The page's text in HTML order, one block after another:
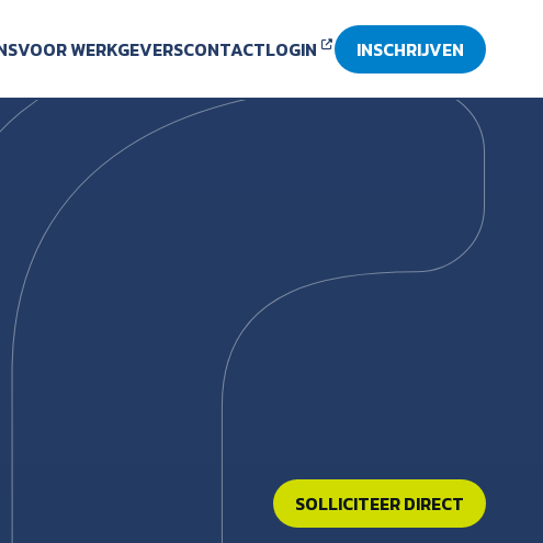
VOOR WERKGEVERSCONTACTLOGIN INSCHRIJVEN
SOLLICITEER DIRECT